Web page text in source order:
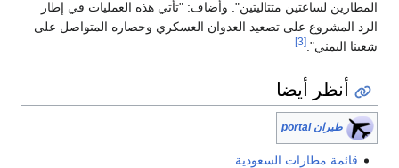
المطارين لساعتين متتاليتين". وأضاف: "تأتي هذه العمليات في إطار
الرد المشروع على تصعيد العدوان العسكري وحصاره المتواصل على
شعبنا اليمني".[3]
أنظر أيضا
طيران portal
قائمة مطارات السعودية